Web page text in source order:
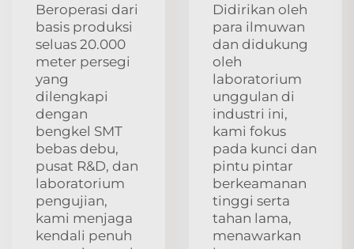
Beroperasi dari
basis produksi
seluas 20.000
meter persegi
yang
dilengkapi
dengan
bengkel SMT
bebas debu,
pusat R&D, dan
laboratorium
pengujian,
kami menjaga
kendali penuh
Didirikan oleh
para ilmuwan
dan didukung
oleh
laboratorium
unggulan di
industri ini,
kami fokus
pada kunci dan
pintu pintar
berkeamanan
tinggi serta
tahan lama,
menawarkan